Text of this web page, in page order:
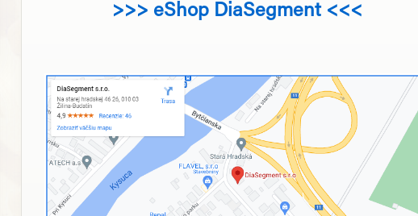
>>> eShop DiaSegment <<<